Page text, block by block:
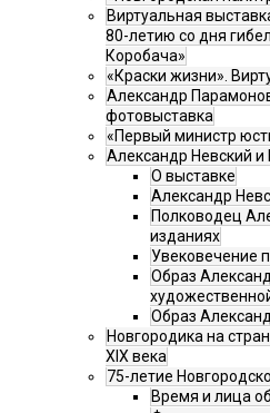
Виртуальная
80-летию со дня
Коробача»
«Краски жизни».
Александр
фотовыставка
«Первый министр
Александр Невский и
О выставке
Александр
Полководец
изданиях
Увековечение
Образ
Образ
Новгородика на
XIX века
75-летие
Время и лица